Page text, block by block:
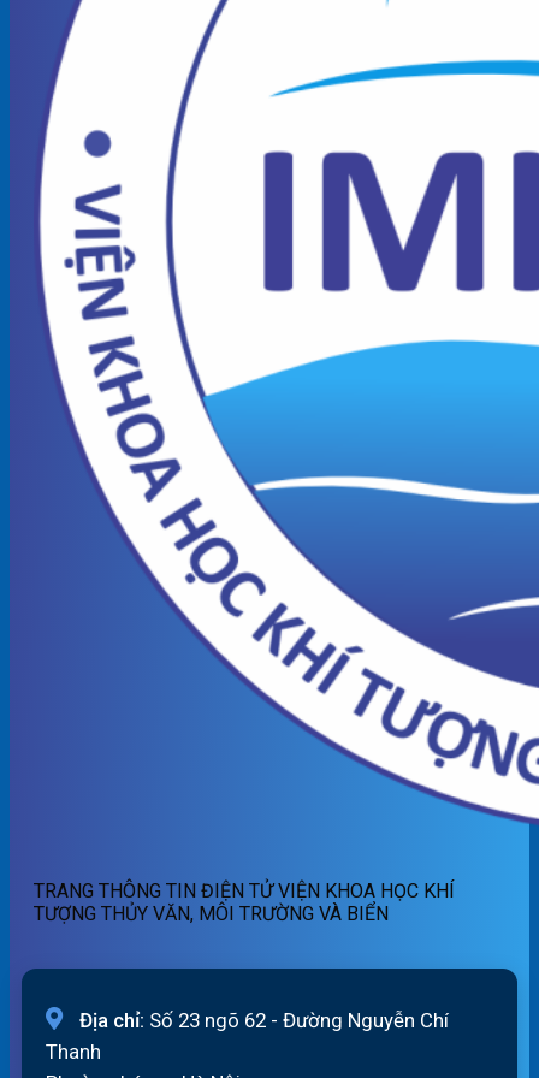
TRANG THÔNG TIN ĐIỆN TỬ VIỆN KHOA HỌC KHÍ
TƯỢNG THỦY VĂN, MÔI TRƯỜNG VÀ BIỂN
Địa chỉ: Số 23 ngõ 62 - Đường Nguyễn Chí
Thanh